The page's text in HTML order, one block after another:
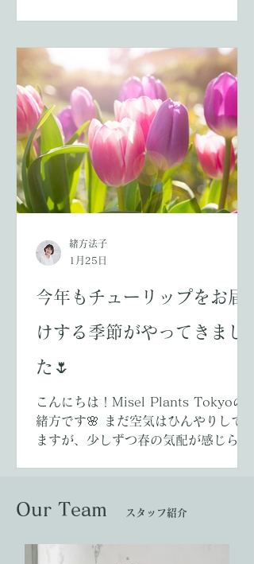
ドのメッセージを語る重要な要素にな
ります。植物はその中で、視覚的にも
感覚的にも大きな役割を担います。🌿
👀 ● 企業が抱える「世界観づくり」の
課題 ブランドの世界観を空間で表現す
る際、企業の担当者からよく伺う悩み
があります。🧐 • ブランドイメージに
合う植物が分からない • 限られたスペ
ースでも印象的な演出をしたい • SNS
イベント期間に合わせた短期施工・撤
去が必要 • 多くの人が通る場所でも植
や横浜赤レンガ倉庫など空間が広く展
アップなど… “ 世界観そのものが価値
” となる場所では、植栽の役割は単な
る装飾ではありません。 植物は、ブラ
ンドの物語を空間に落とし込むための
今年もチューリップをお届
けする季節がやってきまし
た🌷
こんにちは！Misel Plants Tokyoの
緒方です🌸 まだ空気はひんやりしてい
ますが、少しずつ春の気配が感じられ
が始まります。 ミセルでは、球根では
することが多く、 「春を待つワクワク
緒方法子
1月25日
Our Team スタッフ紹介